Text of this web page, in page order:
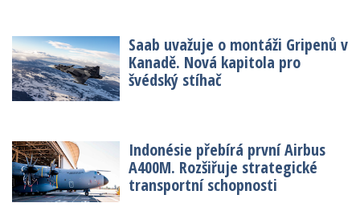
Saab uvažuje o montáži Gripenů v
Kanadě. Nová kapitola pro
švédský stíhač
Indonésie přebírá první Airbus
A400M. Rozšiřuje strategické
transportní schopnosti